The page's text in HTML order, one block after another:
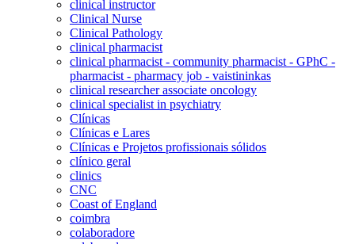
clinical instructor
Clinical Nurse
Clinical Pathology
clinical pharmacist
clinical pharmacist - community pharmacist - GPhC -
pharmacist - pharmacy job - vaistininkas
clinical researcher associate oncology
clinical specialist in psychiatry
Clínicas
Clínicas e Lares
Clínicas e Projetos profissionais sólidos
clínico geral
clinics
CNC
Coast of England
coimbra
colaboradore